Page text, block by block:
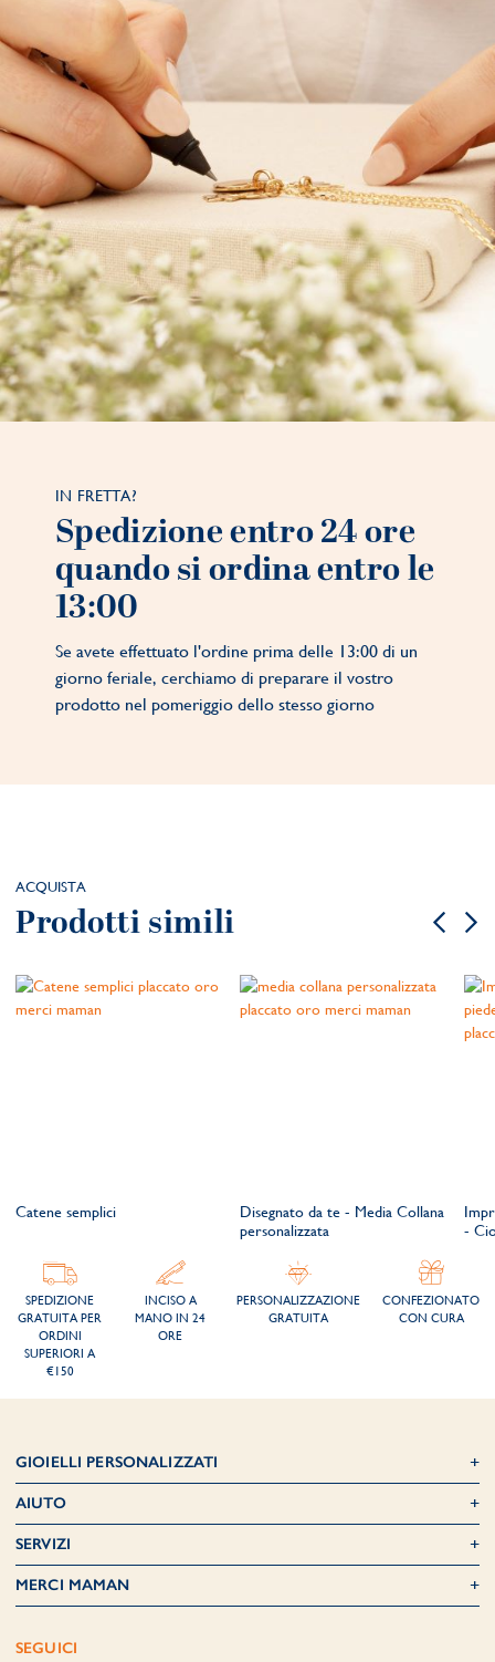
IN FRETTA?
Spedizione entro 24 ore
quando si ordina entro le
13:00
Se avete effettuato l'ordine prima delle 13:00 di un
giorno feriale, cerchiamo di preparare il vostro
prodotto nel pomeriggio dello stesso giorno
ACQUISTA
Prodotti simili
Catene semplici
Disegnato da te - Media Collana
personalizzata
-
SPEDIZIONE
GRATUITA PER
ORDINI
SUPERIORI A
€150
INCISO A
MANO IN 24
ORE
PERSONALIZZAZIONE
GRATUITA
CONFEZIONATO
CON CURA
GIOIELLI PERSONALIZZATI
AIUTO
SERVIZI
MERCI MAMAN
SEGUICI